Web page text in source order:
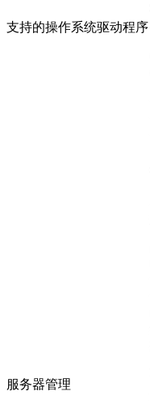
支持的操作系统驱动程序
服务器管理